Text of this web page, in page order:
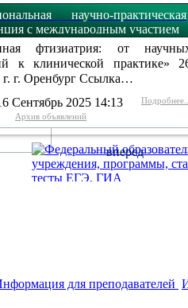
научно-практическая
с международным участием
фтизиатрия: от
к клинической практике»
г. Оренбург Ссылка…
Сентябрь 2025 14:13
Подробнее...
Архив объявлений
вперед
для преподавателей